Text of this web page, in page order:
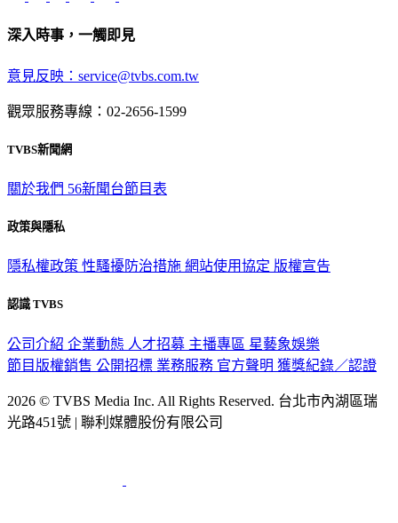
深入時事，一觸即見
意見反映：service@tvbs.com.tw
觀眾服務專線：02-2656-1599
TVBS新聞網
關於我們 56新聞台節目表
政策與隱私
隱私權政策 性騷擾防治措施 網站使用協定 版權宣告
認識 TVBS
公司介紹 企業動態 人才招募 主播專區 星藝象娛樂
節目版權銷售 公開招標 業務服務 官方聲明 獲獎紀錄／認證
2026 © TVBS Media Inc. All Rights Reserved. 台北市內湖區瑞
光路451號 | 聯利媒體股份有限公司